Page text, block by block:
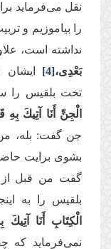
نقل می‌فرماید
را بیاموزیم و
نداشته است،
بَعْدِی،[4]
تخت بلقیس را
الْجِنِّ أَنَا آتِیكَ
جن گفت: بله، من
بشوی برایت
گفت من قبل
بلقیس را به
الْكِتَابِ أَنَا
نمی‌فرماید که